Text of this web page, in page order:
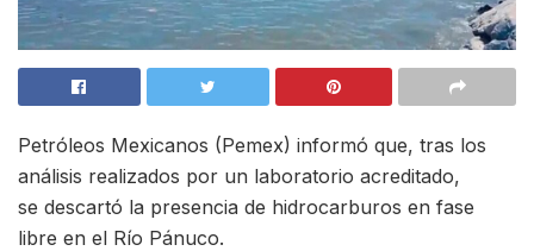
Petróleos Mexicanos (Pemex) informó que, tras los
análisis realizados por un laboratorio acreditado,
se descartó la presencia de hidrocarburos en fase
libre en el Río Pánuco.